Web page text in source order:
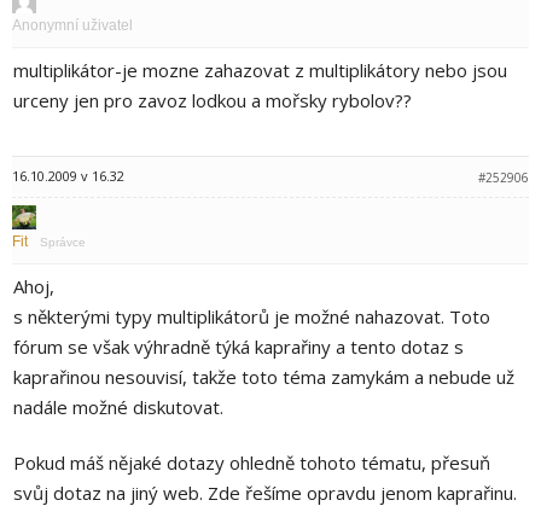
Anonymní uživatel
multiplikátor-je mozne zahazovat z multiplikátory nebo jsou
urceny jen pro zavoz lodkou a mořsky rybolov??
16.10.2009 v 16.32 #252906
Fit Správce
Ahoj,
s některými typy multiplikátorů je možné nahazovat. Toto
fórum se však výhradně týká kaprařiny a tento dotaz s
kaprařinou nesouvisí, takže toto téma zamykám a nebude už
nadále možné diskutovat.
Pokud máš nějaké dotazy ohledně tohoto tématu, přesuň
svůj dotaz na jiný web. Zde řešíme opravdu jenom kaprařinu.